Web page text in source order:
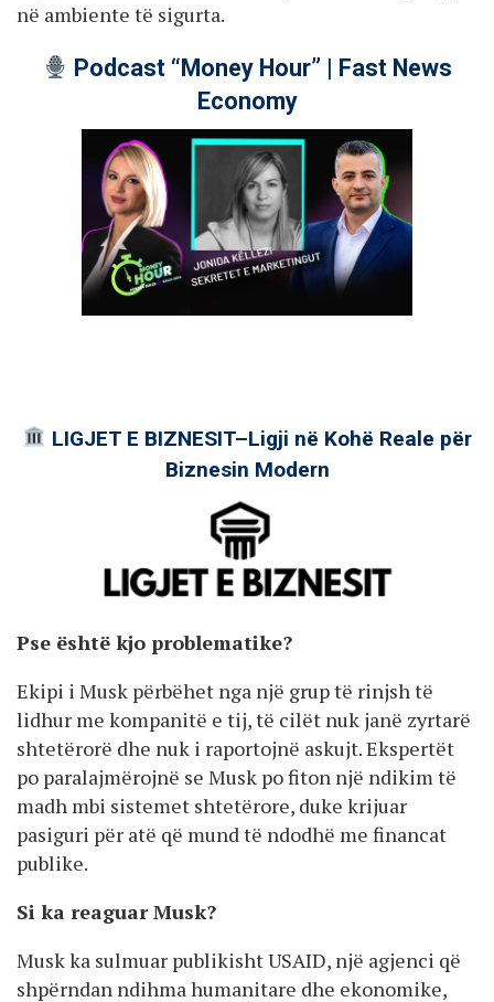
në ambiente të sigurta.
Podcast “Money Hour” | Fast News
Economy
LIGJET E BIZNESIT–Ligji në Kohë Reale për
Biznesin Modern
Pse është kjo problematike?
Ekipi i Musk përbëhet nga një grup të rinjsh të
lidhur me kompanitë e tij, të cilët nuk janë zyrtarë
shtetërorë dhe nuk i raportojnë askujt. Ekspertët
po paralajmërojnë se Musk po fiton një ndikim të
madh mbi sistemet shtetërore, duke krijuar
pasiguri për atë që mund të ndodhë me financat
publike.
Si ka reaguar Musk?
Musk ka sulmuar publikisht USAID, një agjenci që
shpërndan ndihma humanitare dhe ekonomike,